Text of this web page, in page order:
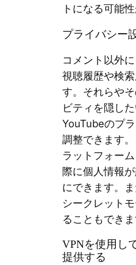
トになる可能
プライバシー
コメント以外
視聴履歴や検
す。それらや
ビティを隠した
YouTubeのプ
調整できます
ラットフォー
際に個人情報
にできます。
シークレット
ることもできま
VPNを使用し
提供する